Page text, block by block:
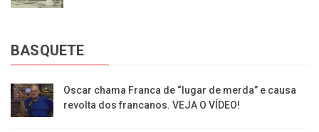
BASQUETE
Oscar chama Franca de “lugar de merda” e causa
revolta dos francanos. VEJA O VÍDEO!